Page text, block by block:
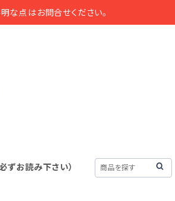
な点はお問合せください。
ずお読み下さい）